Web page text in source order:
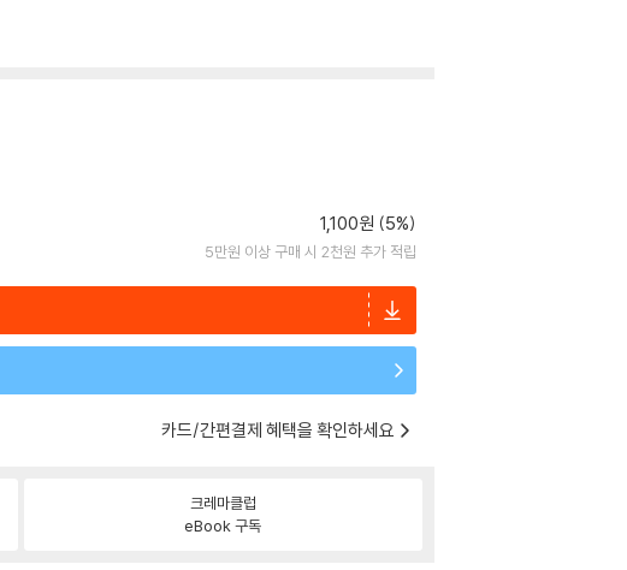
1,100원 (5%)
5만원 이상 구매 시 2천원 추가 적립
카드/간편결제 혜택을 확인하세요
크레마클럽
eBook 구독